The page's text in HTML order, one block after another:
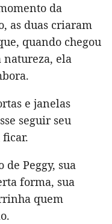
da
as duas criaram
quando chegou
natureza, ela
e janelas
seguir seu
de Peggy, sua
forma, sua
quem